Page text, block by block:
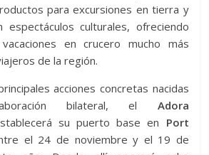
para excursiones en tierra y
espectáculos culturales, ofreciendo
en crucero mucho más
de la región.
acciones concretas nacidas
bilateral, el Adora
su puerto base en Port
el 24 de noviembre y el 19 de